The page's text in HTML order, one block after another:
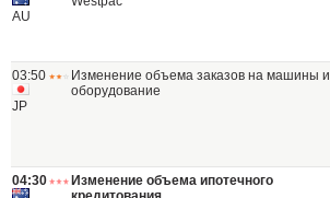
AU
03:50
JP
Изменение объема заказов на машины и
оборудование
04:30
Изменение объема ипотечного